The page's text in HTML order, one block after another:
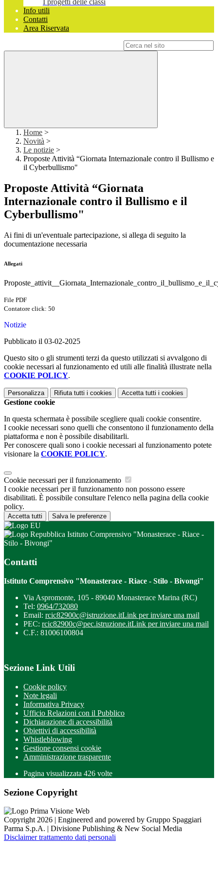
I progetti delle classi
Info utili
Contatti
Area Riservata
Home >
Novità >
Le notizie >
Proposte Attività “Giornata Internazionale contro il Bullismo e
il Cyberbullismo"
Proposte Attività “Giornata
Internazionale contro il Bullismo e il
Cyberbullismo"
Ai fini di un'eventuale partecipazione, si allega di seguito la
documentazione necessaria
Allegati
File PDF
Contatore click: 50
Notizie
Pubblicato il 03-02-2025
Questo sito o gli strumenti terzi da questo utilizzati si avvalgono di
cookie necessari al funzionamento ed utili alle finalità illustrate nella
COOKIE POLICY.
Personalizza Rifiuta tutti i cookies Accetta tutti i cookies
Gestione cookie
In questa schermata è possibile scegliere quali cookie consentire.
I cookie necessari sono quelli che consentono il funzionamento della
piattaforma e non è possibile disabilitarli.
Per conoscere quali sono i cookie necessari al funzionamento potete
visionare la COOKIE POLICY.
Cookie necessari per il funzionamento
I cookie necessari per il funzionamento non possono essere
disabilitati. È possibile consultare l'elenco nella pagina della cookie
policy.
Accetta tutti Salva le preferenze
Istituto Comprensivo "Monasterace - Riace -
Stilo - Bivongi"
Contatti
Istituto Comprensivo "Monasterace - Riace - Stilo - Bivongi"
Via Aspromonte, 105 - 89040 Monasterace Marina (RC)
Tel: 0964/732080
Email: rcic82900c@istruzione.itLink per inviare una mail
PEC: rcic82900c@pec.istruzione.itLink per inviare una mail
C.F.: 81006100804
Sezione Link Utili
Cookie policy
Note legali
Informativa Privacy
Ufficio Relazioni con il Pubblico
Dichiarazione di accessibilità
Obiettivi di accessibilità
Whistleblowing
Gestione consensi cookie
Amministrazione trasparente
Pagina visualizzata 426 volte
Sezione Copyright
Copyright 2026 | Engineered and powered by Gruppo Spaggiari
Parma S.p.A. | Divisione Publishing & New Social Media
Disclaimer trattamento dati personali